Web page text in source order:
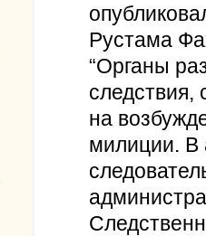
Рустама
“Органы
следствия,
на
милиции. В